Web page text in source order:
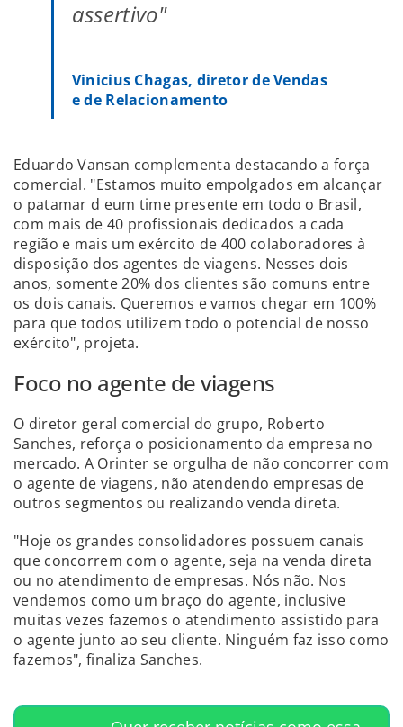
assertivo"
Vinicius Chagas, diretor de Vendas
e de Relacionamento
Eduardo Vansan complementa destacando a força
comercial. "Estamos muito empolgados em alcançar
o patamar d eum time presente em todo o Brasil,
com mais de 40 profissionais dedicados a cada
região e mais um exército de 400 colaboradores à
disposição dos agentes de viagens. Nesses dois
anos, somente 20% dos clientes são comuns entre
os dois canais. Queremos e vamos chegar em 100%
para que todos utilizem todo o potencial de nosso
exército", projeta.
Foco no agente de viagens
O diretor geral comercial do grupo, Roberto
Sanches, reforça o posicionamento da empresa no
mercado. A Orinter se orgulha de não concorrer com
o agente de viagens, não atendendo empresas de
outros segmentos ou realizando venda direta.
"Hoje os grandes consolidadores possuem canais
que concorrem com o agente, seja na venda direta
ou no atendimento de empresas. Nós não. Nos
vendemos como um braço do agente, inclusive
muitas vezes fazemos o atendimento assistido para
o agente junto ao seu cliente. Ninguém faz isso como
fazemos", finaliza Sanches.